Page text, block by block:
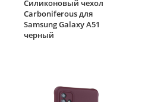
Силиконовый чехол
Carboniferous для
Samsung Galaxy A51
черный